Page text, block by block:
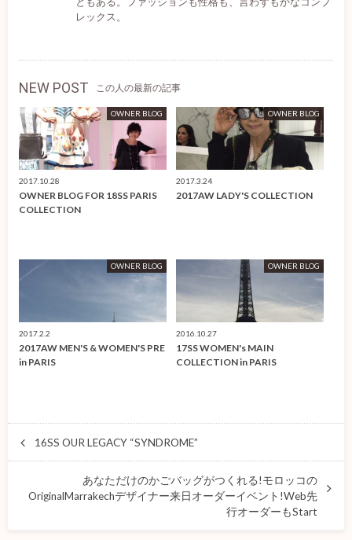
レックス。
NEW POST この人の最新の記事
OWNER BLOG
2017.10.28
OWNER BLOG FOR 18SS PARIS
COLLECTION
OWNER BLOG
2017.3.24
2017AW LADY'S COLLECTION
OWNER BLOG
2017.2.2
2017AW MEN'S & WOMEN'S PRE
in PARIS
OWNER BLOG
2016.10.27
17SS WOMEN's MAIN
COLLECTION in PARIS
16SS OUR LEGACY “SYNDROME”
あなただけのかごバッグがつくれる!モロッコの
OriginalMarrakechデザイナー来日オーダーイベント!Web先
行オーダーもStart